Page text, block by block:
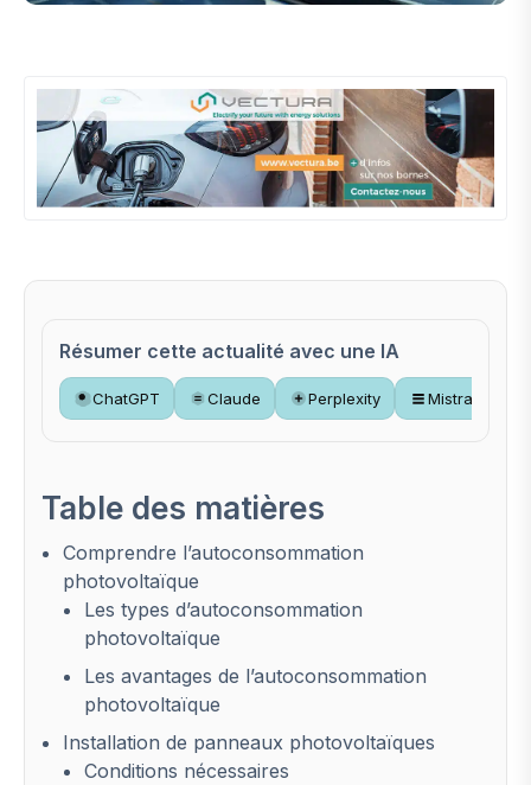
Résumer cette actualité avec une IA
ChatGPT Claude Perplexity Mistral
Table des matières
Comprendre l’autoconsommation
photovoltaïque
Les types d’autoconsommation
photovoltaïque
Les avantages de l’autoconsommation
photovoltaïque
Installation de panneaux photovoltaïques
Conditions nécessaires